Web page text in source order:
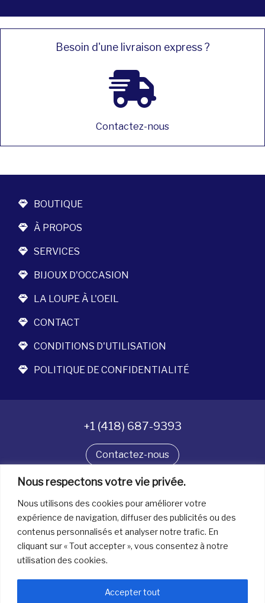
Nous respectons votre vie privée.
Nous utilisons des cookies pour améliorer votre
expérience de navigation, diffuser des publicités ou des
contenus personnalisés et analyser notre trafic. En
cliquant sur « Tout accepter », vous consentez à notre
utilisation des cookies.
Accepter tout
Besoin d'une livraison express ?
Contactez-nous
BOUTIQUE
À PROPOS
SERVICES
BIJOUX D'OCCASION
LA LOUPE À L'OEIL
CONTACT
CONDITIONS D'UTILISATION
POLITIQUE DE CONFIDENTIALITÉ
+1 (418) 687-9393
Contactez-nous
Suivez-nous
Tous droits réservés. © La boîte à bijoux 2026